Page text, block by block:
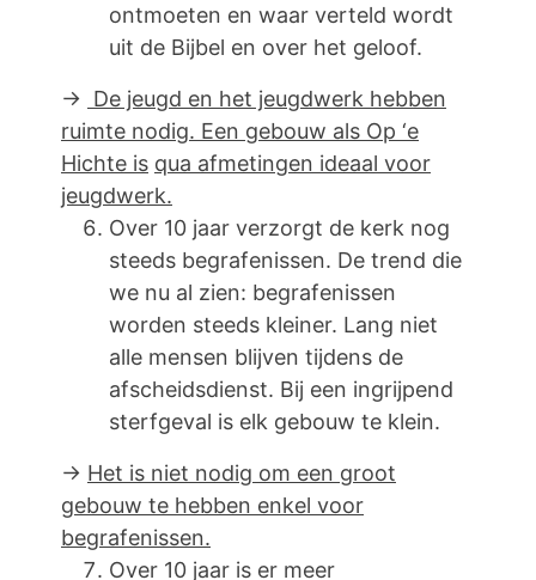
ontmoeten en waar verteld wordt
uit de Bijbel en over het geloof.
→ De jeugd en het jeugdwerk hebben
ruimte nodig. Een gebouw als Op ‘e
Hichte is qua afmetingen ideaal voor
jeugdwerk.
Over 10 jaar verzorgt de kerk nog
steeds begrafenissen. De trend die
we nu al zien: begrafenissen
worden steeds kleiner. Lang niet
alle mensen blijven tijdens de
afscheidsdienst. Bij een ingrijpend
sterfgeval is elk gebouw te klein.
→ Het is niet nodig om een groot
gebouw te hebben enkel voor
begrafenissen.
Over 10 jaar is er meer